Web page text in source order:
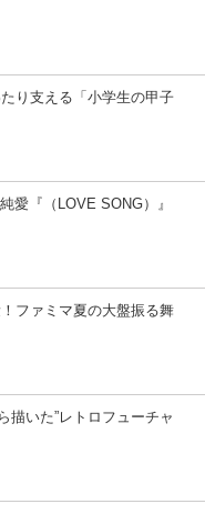
り支える「小学生の甲子
愛『（LOVE SONG）』
ファミマ夏の大盤振る舞
いた”レトロフューチャ